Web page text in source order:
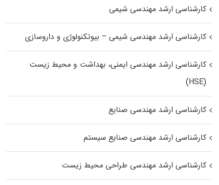
کارشناسی ارشد مهندسی شیمی
کارشناسی ارشد مهندسی شیمی – بیوتکنولوژی و داروسازی
کارشناسی ارشد مهندسی ایمنی، بهداشت و محیط زیست
(HSE)
کارشناسی ارشد مهندسی صنایع
کارشناسی ارشد مهندسی صنایع سیستم
کارشناسی ارشد مهندسی طراحی محیط زیست